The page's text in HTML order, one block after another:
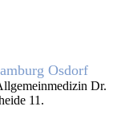
Osdorf
Dr.
11.